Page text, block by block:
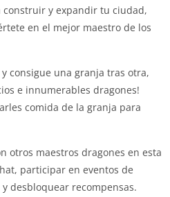
y expandir tu ciudad,
en el mejor maestro de los
consigue una granja tras otra,
e innumerables dragones!
comida de la granja para
otros maestros dragones en esta
participar en eventos de
desbloquear recompensas.